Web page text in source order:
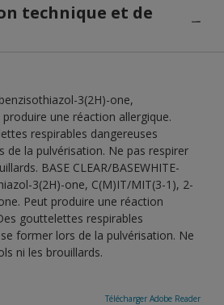
technique et de
3(2H)-one,
une réaction allergique.
respirables dangereuses
de la pulvérisation. Ne pas respirer
BASE CLEAR/BASEWHITE-
3(2H)-one, C(M)IT/MIT(3-1), 2-
Peut produire une réaction
gouttelettes respirables
former lors de la pulvérisation. Ne
ni les brouillards.
Télécharger Adobe Reader